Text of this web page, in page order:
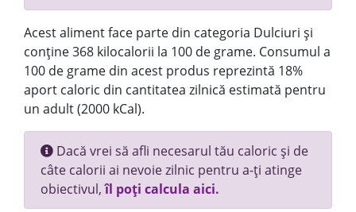
Acest aliment face parte din categoria Dulciuri și
conține 368 kilocalorii la 100 de grame. Consumul a
100 de grame din acest produs reprezintă 18%
aport caloric din cantitatea zilnică estimată pentru
un adult (2000 kCal).
Dacă vrei să afli necesarul tău caloric și de
câte calorii ai nevoie zilnic pentru a-ți atinge
obiectivul,îl poți calcula aici.